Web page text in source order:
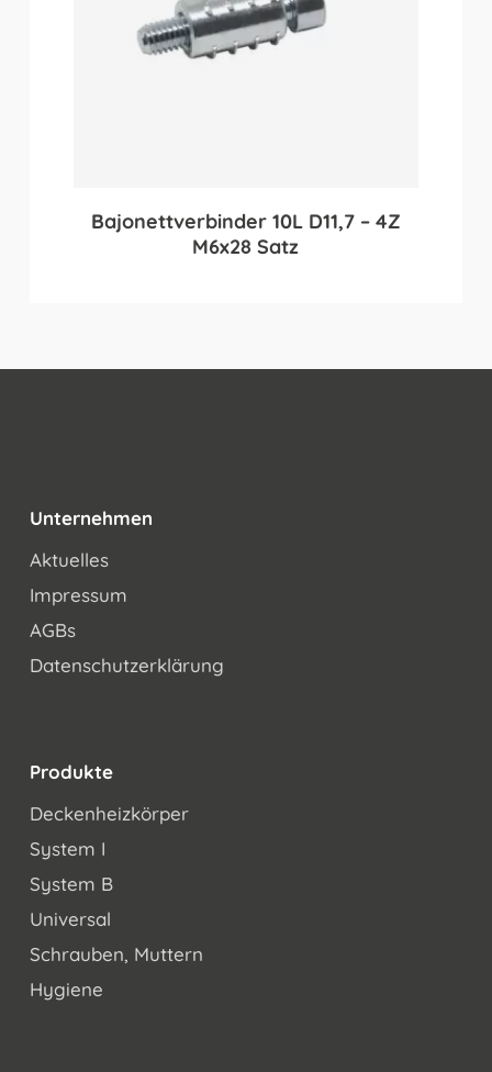
Bajonettverbinder 10L D11,7 – 4Z
M6x28 Satz
Unternehmen
Aktuelles
Impressum
AGBs
Datenschutzerklärung
Produkte
Deckenheizkörper
System I
System B
Universal
Schrauben, Muttern
Hygiene